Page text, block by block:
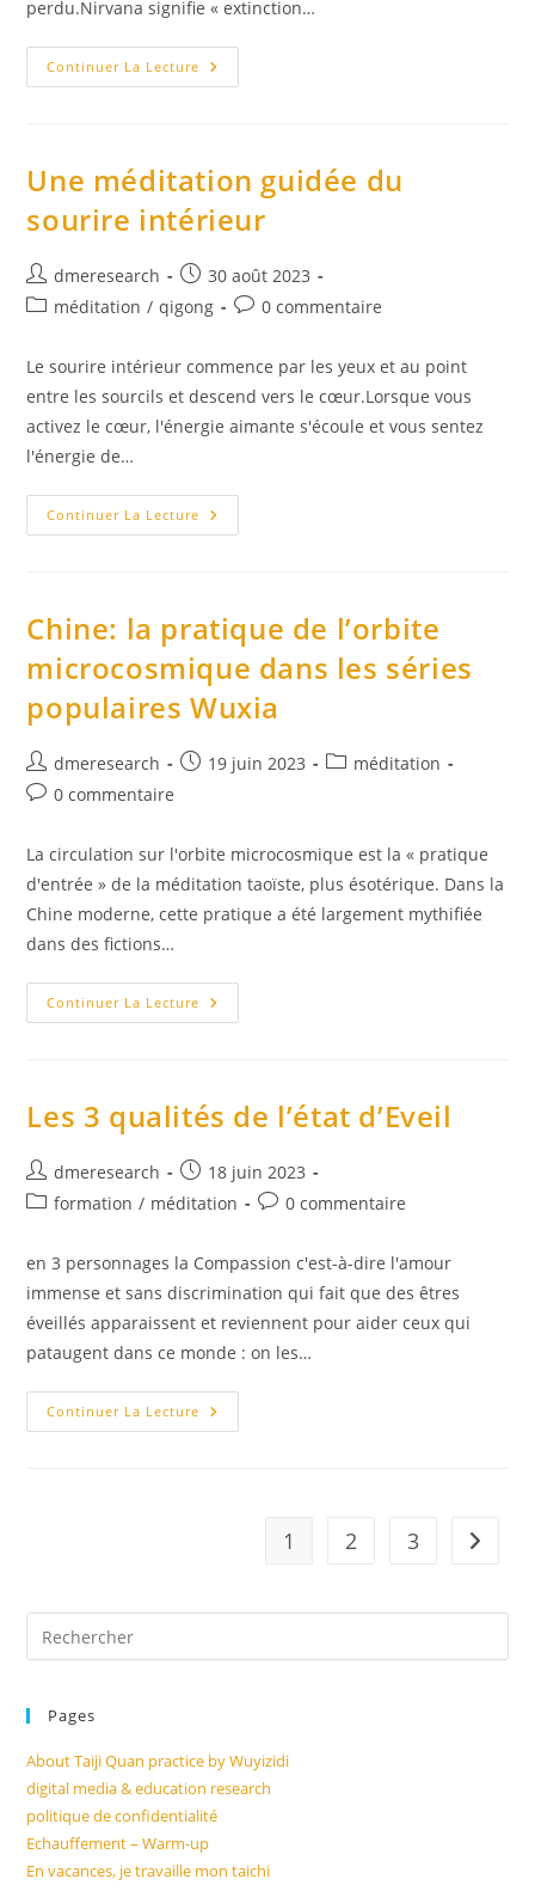
perdu.Nirvana signifie « extinction…
Continuer La Lecture Nirvana,
«
Une méditation guidée du
sourire intérieur
Auteur/autrice
de
dmeresearch
Publication
publiée :
30 août 2023
Postméditation / qigong
Commentaires
publication :
0 commentaire
Le sourire intérieur commence par les yeux et au point
entre les sourcils et descend vers le cœur.Lorsque vous
activez le cœur, l'énergie aimante s'écoule et vous sentez
l'énergie de…
Continuer La Lecture Une
Méditation
Chine: la pratique de l’orbite
microcosmique dans les séries
populaires Wuxia
Auteur/autrice
de
dmeresearch
Publication
19 juin 2023
Postméditation
Commentaires
la
publication :
0 commentaire
La circulation sur l'orbite microcosmique est la « pratique
d'entrée » de la méditation taoïste, plus ésotérique. Dans la
Chine moderne, cette pratique a été largement mythifiée
dans des fictions…
Continuer La Lecture Chine:
La
Dans
Les
Wuxia
Les 3 qualités de l’état d’Eveil
Auteur/autrice
de
dmeresearch
Publication
publiée :
18 juin 2023
Postformation / méditation
Commentaires
la
publication :
0 commentaire
en 3 personnages la Compassion c'est-à-dire l'amour
immense et sans discrimination qui fait que des êtres
éveillés apparaissent et reviennent pour aider ceux qui
pataugent dans ce monde : on les…
Continuer La Lecture Les
3
1 2 3 Aller à
Pages
About Taiji Quan practice by Wuyizidi
digital media & education research
politique de confidentialité
Echauffement – Warm-up
En vacances, je travaille mon taichi